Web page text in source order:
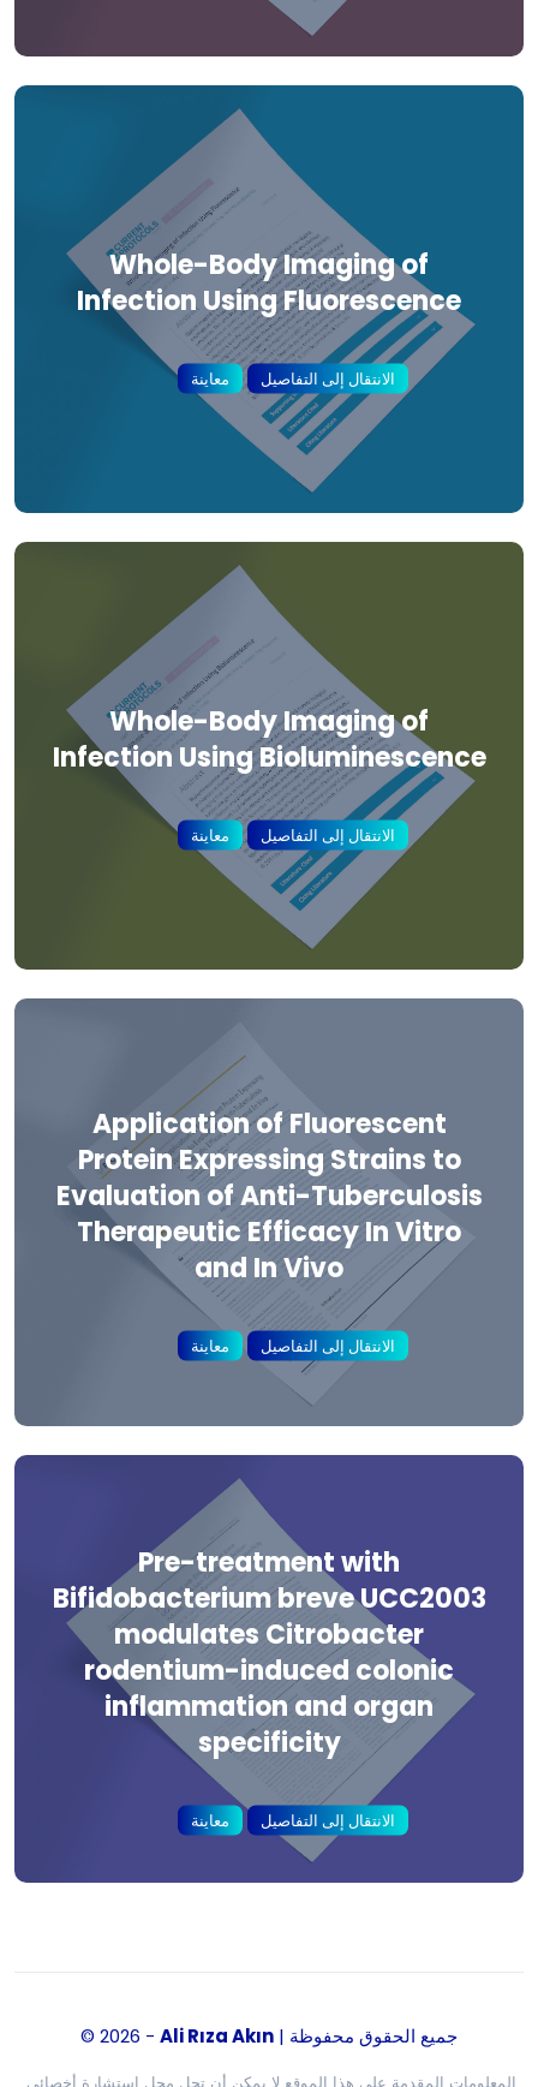
Whole-Body Imaging of
Infection Using Fluorescence
معاينة الانتقال إلى التفاصيل
Whole-Body Imaging of
Infection Using Bioluminescence
معاينة الانتقال إلى التفاصيل
Application of Fluorescent
Protein Expressing Strains to
Evaluation of Anti-Tuberculosis
Therapeutic Efficacy In Vitro
and In Vivo
معاينة الانتقال إلى التفاصيل
Pre-treatment with
Bifidobacterium breve UCC2003
modulates Citrobacter
rodentium-induced colonic
inflammation and organ
specificity
معاينة الانتقال إلى التفاصيل
© 2026 - Ali Rıza Akın | جميع الحقوق محفوظة